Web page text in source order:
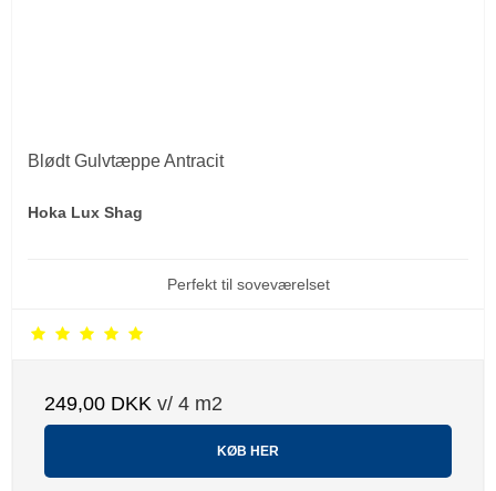
Blødt Gulvtæppe Antracit
Hoka Lux Shag
Perfekt til soveværelset
249,00 DKK v/ 4 m2
KØB HER